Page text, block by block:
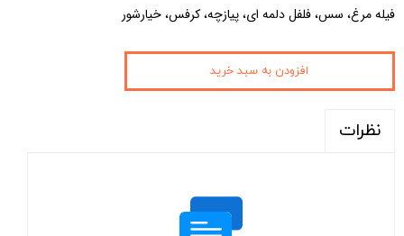
فیله مرغ، سس، فلفل دلمه ای، پیازچه، کرفس، خیارشور
افزودن به سبد خرید
نظرات